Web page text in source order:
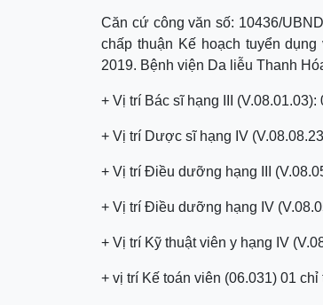
Căn cứ công văn số: 10436/
chấp thuận Kế hoạch tuyển
2019. Bệnh viện Da liễu Thanh
+ Vị trí Bác sĩ hạng III (V.08.01.03):
+ Vị trí Dược sĩ hạng IV
+ Vị trí Điều dưỡng hạng III
+ Vị trí Điều dưỡng hạng IV
+ Vị trí Kỹ thuật viên y hạng IV
+ vị trí Kế toán viên (06.031) 01 chỉ